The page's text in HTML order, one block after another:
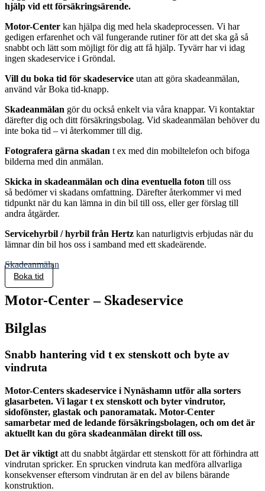
hjälp vid ett försäkringsärende.
Motor-Center kan hjälpa dig med hela skadeprocessen. Vi har
gedigen erfarenhet och väl fungerande rutiner för att det ska gå så
snabbt och lätt som möjligt för dig att få hjälp. Tyvärr har vi idag
ingen skadeservice i Gröndal.
Vill du boka tid för skadeservice utan att göra skadeanmälan,
använd vår Boka tid-knapp.
Skadeanmälan gör du också enkelt via våra knappar. Vi kontaktar
därefter dig och ditt försäkringsbolag. Vid skadeanmälan behöver du
inte boka tid – vi återkommer till dig.
Fotografera gärna skadan t ex med din mobiltelefon och bifoga
bilderna med din anmälan.
Skicka in skadeanmälan och dina eventuella foton till oss
så bedömer vi skadans omfattning. Därefter återkommer vi med
tidpunkt när du kan lämna in din bil till oss, eller ger förslag till
andra åtgärder.
Servicehyrbil / hyrbil från Hertz kan naturligtvis erbjudas när du
lämnar din bil hos oss i samband med ett skadeärende.
Skadeanmälan
Boka tid
Motor-Center– Skadeservice
Bilglas
Snabb hantering vid t ex stenskott och byte av
vindruta
Motor-Centers skadeservice i Nynäshamn utför alla sorters
glasarbeten. Vi lagar t ex stenskott och byter vindrutor,
sidofönster, glastak och panoramatak. Motor-Center
samarbetar med de ledande försäkringsbolagen, och om det är
aktuellt kan du göra skadeanmälan direkt till oss.
Det är viktigt att du snabbt åtgärdar ett stenskott för att förhindra att
vindrutan spricker. En sprucken vindruta kan medföra allvarliga
konsekvenser eftersom vindrutan är en del av bilens bärande
konstruktion.